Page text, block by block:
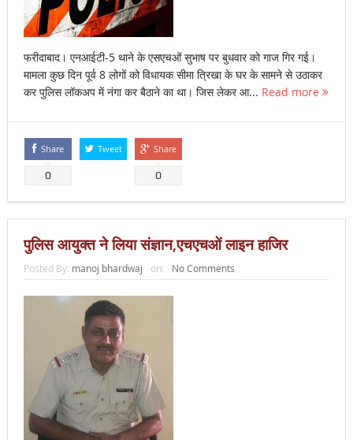
फरीदाबाद। एनआईटी-5 थाने के एसएचओं सुभाष पर बुधवार को गाज गिर गई।
मामला कुछ दिन पूर्व 8 लोगों को विधायक सीमा त्रिखा के घर के सामने से उठाकर
कर पुलिस लॉकअप में नंगा कर बैठाने का था। जिस लेकर आ... Read more
Share
0
Tweet Share
0
पुलिस आयुक्त ने लिया संज्ञान,एचएचओं लाइन हाजिर
Posted By: manoj bhardwaj on: No Comments